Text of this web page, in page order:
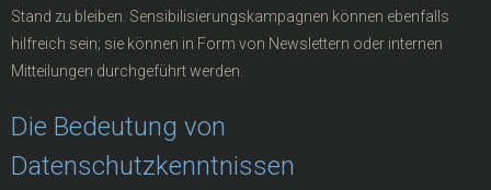
Stand zu bleiben. Sensibilisierungskampagnen können ebenfalls
hilfreich sein; sie können in Form von Newslettern oder internen
Mitteilungen durchgeführt werden.
Die Bedeutung von
Datenschutzkenntnissen